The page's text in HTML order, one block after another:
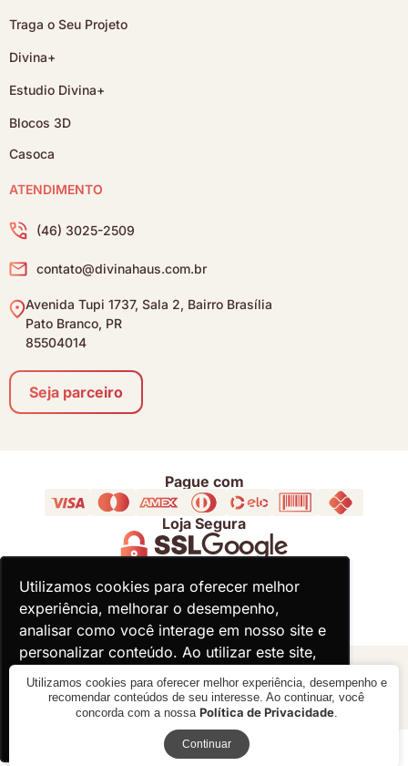
Utilizamos cookies para oferecer melhor
experiência, melhorar o desempenho,
analisar como você interage em nosso site e
personalizar conteúdo. Ao utilizar este site,
você concorda com o uso de cookies.
Utilizamos cookies para oferecer melhor
experiência, melhorar o desempenho,
analisar como você interage em nosso site e
personalizar conteúdo. Ao utilizar este site,
você concorda com o uso de cookies.
Receba novidades
Traga o Seu Projeto
Divina+
Estudio Divina+
Blocos 3D
Casoca
ATENDIMENTO
(46) 3025-2509
contato@divinahaus.com.br
Avenida Tupi 1737, Sala 2, Bairro Brasília
Pato Branco, PR
85504014
Seja parceiro
Pague com
Loja Segura
Acompanhe
© 2000 - 2026 - Divina Haus - CNPJ: 18.930.821/0001-92
Utilizamos cookies para oferecer melhor experiência, desempenho e
recomendar conteúdos de seu interesse. Ao continuar, você
concorda com a nossa Política de Privacidade.
Continuar
Verificada por